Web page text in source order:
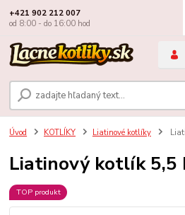
+421 902 212 007
od 8:00 - do 16:00 hod
Úvod KOTLÍKY Liatinové kotlíky
Liatinový kotlík 5,5
TOP produkt